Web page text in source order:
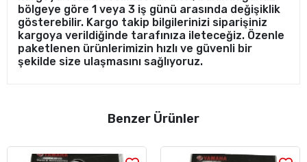
bölgeye göre 1 veya 3 iş günü arasında değişiklik
gösterebilir. Kargo takip bilgilerinizi siparişiniz
kargoya verildiğinde tarafınıza ileteceğiz. Özenle
paketlenen ürünlerimizin hızlı ve güvenli bir
şekilde size ulaşmasını sağlıyoruz.
Benzer Ürünler